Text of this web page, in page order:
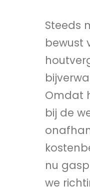
Steeds
bewust
Omdat
bij de
nu
we